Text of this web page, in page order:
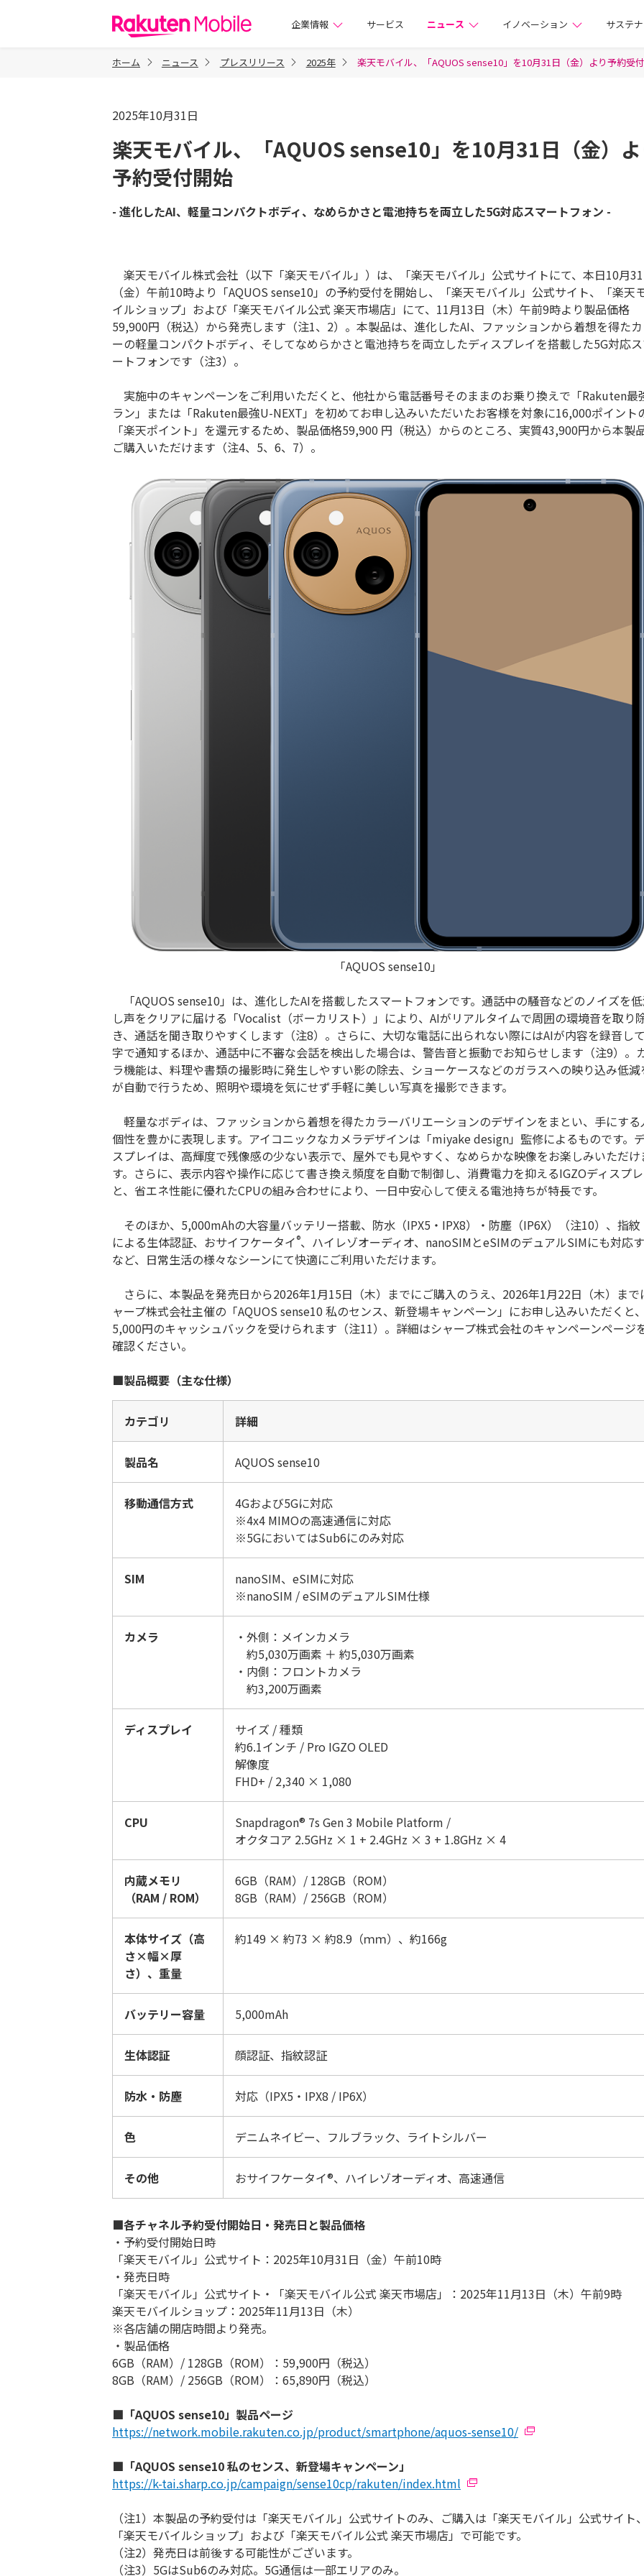
楽天モバイル株式会社
企業情報 サービス ニュース イノベーション サステ
ホーム ニュース プレスリリース 2025年 楽天モバイル、「AQUOS sense10」を10月31日（金）より予約受
2025年10月31日
楽天モバイル、「AQUOS sense10」を10月31日（金）よ
予約受付開始
- 進化したAI、軽量コンパクトボディ、なめらかさと電池持ちを両立した5G対応スマートフォン -
楽天モバイル株式会社（以下「楽天モバイル」）は、「楽天モバイル」公式サイトにて、本日10月
（金）午前10時より「AQUOS sense10」の予約受付を開始し、「楽天モバイル」公式サイト、「楽天
イルショップ」および「楽天モバイル公式 楽天市場店」にて、11月13日（木）午前9時より製品価格
59,900円（税込）から発売します（注1、2）。本製品は、進化したAI、ファッションから着想を得た
ーの軽量コンパクトボディ、そしてなめらかさと電池持ちを両立したディスプレイを搭載した5G対応
ートフォンです（注3）。
実施中のキャンペーンをご利用いただくと、他社から電話番号そのままのお乗り換えで「Rakuten最
ラン」または「Rakuten最強U-NEXT」を初めてお申し込みいただいたお客様を対象に16,000ポイント
「楽天ポイント」を還元するため、製品価格59,900 円（税込）からのところ、実質43,900円から本製
ご購入いただけます（注4、5、6、7）。
「AQUOS sense10」
「AQUOS sense10」は、進化したAIを搭載したスマートフォンです。通話中の騒音などのノイズを
し声をクリアに届ける「Vocalist（ボーカリスト）」により、AIがリアルタイムで周囲の環境音を取り
き、通話を聞き取りやすくします（注8）。さらに、大切な電話に出られない際にはAIが内容を録音し
字で通知するほか、通話中に不審な会話を検出した場合は、警告音と振動でお知らせします（注9）。
ラ機能は、料理や書類の撮影時に発生しやすい影の除去、ショーケースなどのガラスへの映り込み低減
が自動で行うため、照明や環境を気にせず手軽に美しい写真を撮影できます。
軽量なボディは、ファッションから着想を得たカラーバリエーションのデザインをまとい、手にする
個性を豊かに表現します。アイコニックなカメラデザインは「miyake design」監修によるものです。
スプレイは、高輝度で残像感の少ない表示で、屋外でも見やすく、なめらかな映像をお楽しみいただけ
す。さらに、表示内容や操作に応じて書き換え頻度を自動で制御し、消費電力を抑えるIGZOディスプ
と、省エネ性能に優れたCPUの組み合わせにより、一日中安心して使える電池持ちが特長です。
そのほか、5,000mAhの大容量バッテリー搭載、防水（IPX5・IPX8）・防塵（IP6X）（注10）、指紋
による生体認証、おサイフケータイ®、ハイレゾオーディオ、nanoSIMとeSIMのデュアルSIMにも対応
など、日常生活の様々なシーンにて快適にご利用いただけます。
さらに、本製品を発売日から2026年1月15日（木）までにご購入のうえ、2026年1月22日（木）まで
ャープ株式会社主催の「AQUOS sense10 私のセンス、新登場キャンペーン」にお申し込みいただくと、
5,000円のキャッシュバックを受けられます（注11）。詳細はシャープ株式会社のキャンペーンページ
確認ください。
■製品概要（主な仕様）
カテゴリ 詳細
製品名 AQUOS sense10
移動通信方式
4Gおよび5Gに対応
※4x4 MIMOの高速通信に対応
※5GにおいてはSub6にのみ対応
SIM
nanoSIM、eSIMに対応
※nanoSIM / eSIMのデュアルSIM仕様
カメラ
・外側：メインカメラ
約5,030万画素 ＋ 約5,030万画素
・内側：フロントカメラ
約3,200万画素
ディスプレイ
サイズ / 種類
約6.1インチ / Pro IGZO OLED
解像度
FHD+ / 2,340 × 1,080
CPU
Snapdragon® 7s Gen 3 Mobile Platform /
オクタコア 2.5GHz × 1 + 2.4GHz × 3 + 1.8GHz × 4
内蔵メモリ
（RAM / ROM）
6GB（RAM）/ 128GB（ROM）
8GB（RAM）/ 256GB（ROM）
本体サイズ（高
さ×幅×厚
さ）、重量
約149 × 約73 × 約8.9（ｍｍ）、約166g
バッテリー容量 5,000mAh
生体認証 顔認証、指紋認証
防水・防塵 対応（IPX5・IPX8 / IP6X）
色 デニムネイビー、フルブラック、ライトシルバー
その他 おサイフケータイ®、ハイレゾオーディオ、高速通信
■各チャネル予約受付開始日・発売日と製品価格
・予約受付開始日時
「楽天モバイル」公式サイト：2025年10月31日（金）午前10時
・発売日時
「楽天モバイル」公式サイト・「楽天モバイル公式 楽天市場店」：2025年11月13日（木）午前9時
楽天モバイルショップ：2025年11月13日（木）
※各店舗の開店時間より発売。
・製品価格
6GB（RAM）/ 128GB（ROM）：59,900円（税込）
8GB（RAM）/ 256GB（ROM）：65,890円（税込）
■「AQUOS sense10」製品ページ
https://network.mobile.rakuten.co.jp/product/smartphone/aquos-sense10/
■ 「AQUOS sense10 私のセンス、新登場キャンペーン」
https://k-tai.sharp.co.jp/campaign/sense10cp/rakuten/index.html
（注1）本製品の予約受付は「楽天モバイル」公式サイトのみ、ご購入は「楽天モバイル」公式サイト、
「楽天モバイルショップ」および「楽天モバイル公式 楽天市場店」で可能です。
（注2）発売日は前後する可能性がございます。
（注3）5GはSub6のみ対応。5G通信は一部エリアのみ。